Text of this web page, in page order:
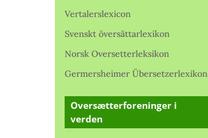
Vertalerslexicon
Svenskt översättarlexikon
Norsk Oversetterleksikon
Germersheimer Übersetzerlexikon
Oversætterforeninger i
verden